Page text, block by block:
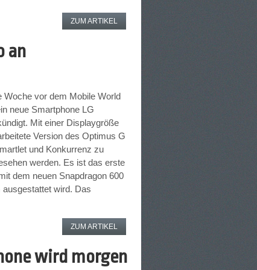
ZUM ARTIKEL
an
Woche vor dem Mobile World
neue Smartphone LG
Mit einer Displaygröße
Version des Optimus G
und Konkurrenz zu
werden. Es ist das erste
dem neuen Snapdragon 600
wird. Das
ZUM ARTIKEL
wird morgen